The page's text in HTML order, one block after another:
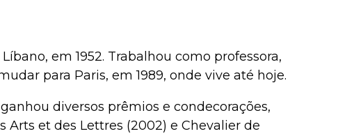
em 1952. Trabalhou como professora,
para Paris, em 1989, onde vive até hoje.
diversos prêmios e condecorações,
Arts et des Lettres (2002) e Chevalier de